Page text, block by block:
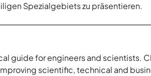
Spezialgebiets zu präsentieren.
guide for engineers and scientists.
scientific, technical and